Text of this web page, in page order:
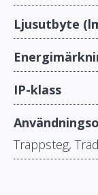
Ljusutbyte
IP-klass
Trappsteg,